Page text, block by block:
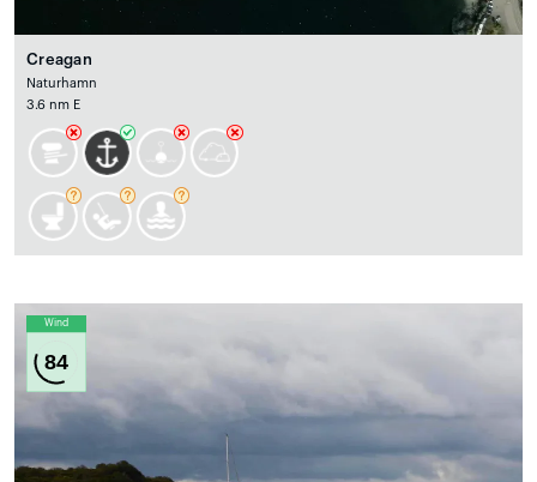
Creagan
Naturhamn
3.6 nm E
Wind
84